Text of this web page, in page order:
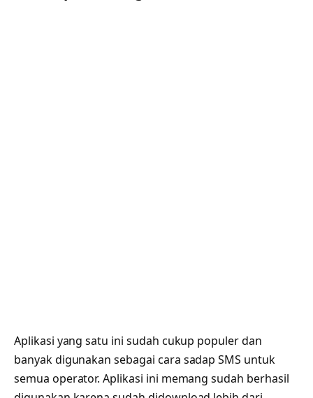
Aplikasi yang satu ini sudah cukup populer dan
banyak digunakan sebagai cara sadap SMS untuk
semua operator. Aplikasi ini memang sudah berhasil